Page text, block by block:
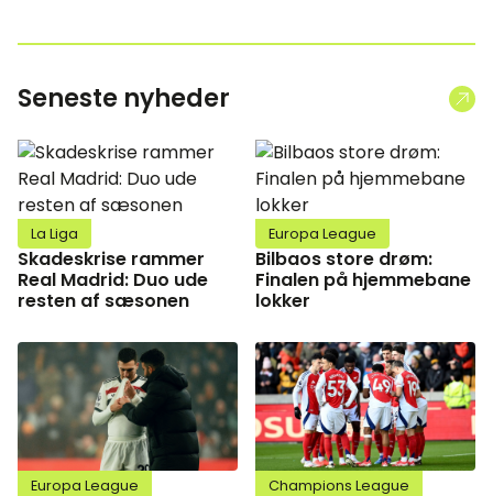
Seneste nyheder
La Liga
Skadeskrise rammer
Real Madrid: Duo ude
resten af sæsonen
Europa League
Bilbaos store drøm:
Finalen på hjemmebane
lokker
Europa League Champions League